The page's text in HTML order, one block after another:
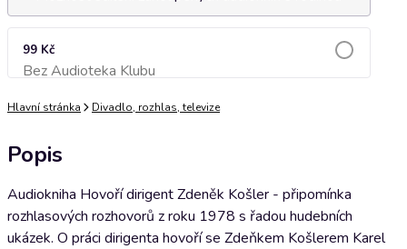
99 Kč
Bez Audioteka KlubuPřidat do košíku
Hlavní stránka Divadlo, rozhlas, televize
Popis
Audiokniha Hovoří dirigent Zdeněk Košler - připomínka
rozhlasových rozhovorů z roku 1978 s řadou hudebních
ukázek. O práci dirigenta hovoří se Zdeňkem Košlerem Karel